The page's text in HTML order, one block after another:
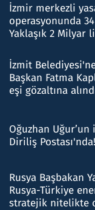
İzmir merkezli
operasyonunda
Yaklaşık 2 Milyar
İzmit
Başkan Fatma
eşi gözaltına
Oğuzhan
Diriliş Postası'nda!
Rusya Başbakan
Rusya-Türkiye
stratejik nitelikte